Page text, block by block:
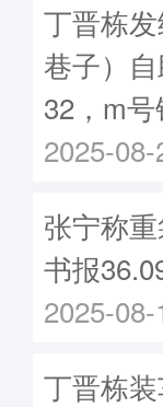
丁晋栋
巷子）
32，m号
2025-
张宁称
书报
2025-
丁晋栋